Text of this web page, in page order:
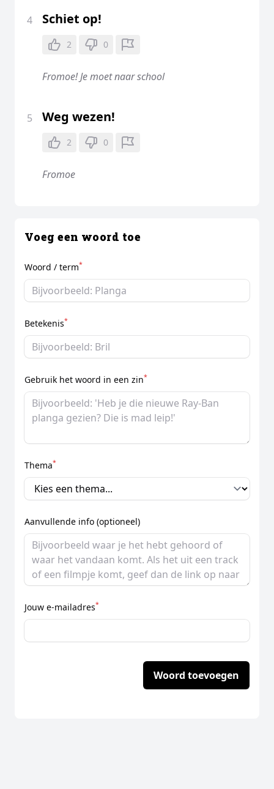
4 Schiet op!
2 0
Fromoe! Je moet naar school
5 Weg wezen!
2 0
Fromoe
Voeg een woord toe
Woord / term*
Betekenis*
Gebruik het woord in een zin*
Thema*
Aanvullende info (optioneel)
Jouw e-mailadres*
Woord toevoegen